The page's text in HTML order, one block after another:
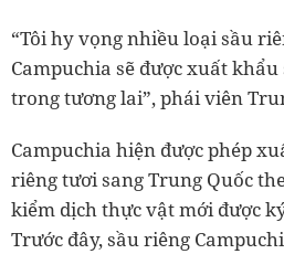
“Tôi hy vọng nhiều loại sầu
Campuchia sẽ được xuất
trong tương lai”, phái viên
Campuchia hiện được phép
riêng tươi sang Trung Quốc
kiểm dịch thực vật mới được
Trước đây, sầu riêng